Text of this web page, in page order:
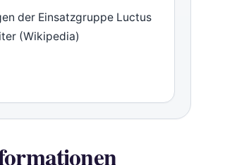
der Einsatzgruppe Luctus
(Wikipedia)